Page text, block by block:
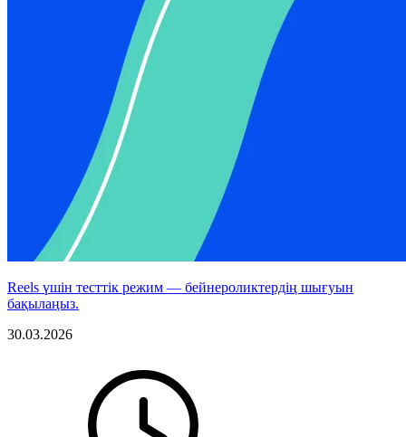
Reels үшін тесттік режим — бейнероликтердің шығуын
бақылаңыз.
30.03.2026